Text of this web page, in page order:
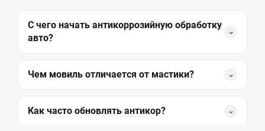
С чего начать антикоррозийную обработку
авто?
⌄
Чем мовиль отличается от мастики? ⌄
Как часто обновлять антикор? ⌄